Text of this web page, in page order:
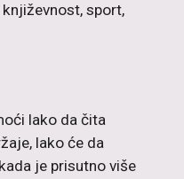
sport,
lako da čita
lako će da
je prisutno više